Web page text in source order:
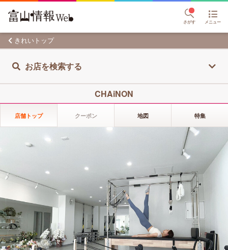
さがす メニュー
きれいトップ
お店を検索する
CHAiNON
店舗トップ クーポン 地図 特集